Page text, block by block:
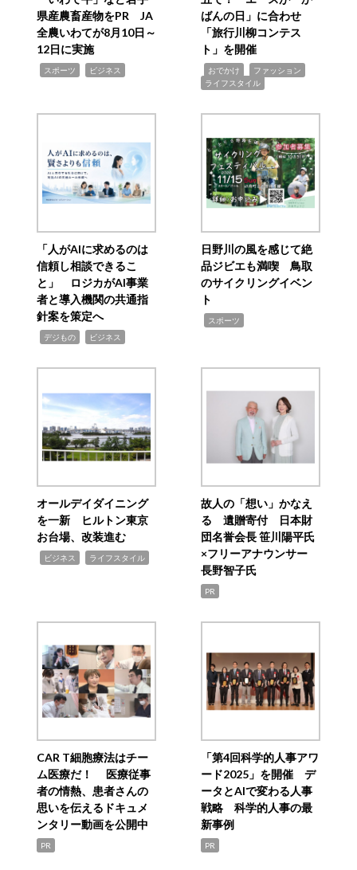
県産農畜産物をPR JA
全農いわてが8月10日～
12日に実施
スポーツ ビジネス
ばんの日」に合わせ
「旅行川柳コンテス
ト」を開催
おでかけ ファッション
ライフスタイル
「人がAIに求めるのは
信頼し相談できるこ
と」 ロジカがAI事業
者と導入機関の共通指
針案を策定へ
デジもの ビジネス
日野川の風を感じて絶
品ジビエも満喫 鳥取
のサイクリングイベン
ト
スポーツ
オールデイダイニング
を一新 ヒルトン東京
お台場、改装進む
ビジネス ライフスタイル
故人の「想い」かなえ
る 遺贈寄付 日本財
団名誉会長 笹川陽平氏
×フリーアナウンサー
長野智子氏
PR
CAR T細胞療法はチー
ム医療だ！ 医療従事
者の情熱、患者さんの
思いを伝えるドキュメ
ンタリー動画を公開中
PR
「第4回科学的人事アワ
ード2025」を開催 デ
ータとAIで変わる人事
戦略 科学的人事の最
新事例
PR